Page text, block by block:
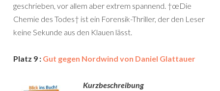
geschrieben, vor allem aber extrem spannend. †œDie
Chemie des Todes† ist ein Forensik-Thriller, der den Leser
keine Sekunde aus den Klauen lässt.
Platz 9 : Gut gegen Nordwind von Daniel Glattauer
Kurzbeschreibung